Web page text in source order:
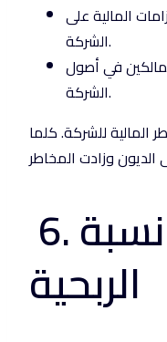
المالية على
الشركة.
في أصول
الشركة.
المالية للشركة. كلما
6. معادلة نسبة
الربحية